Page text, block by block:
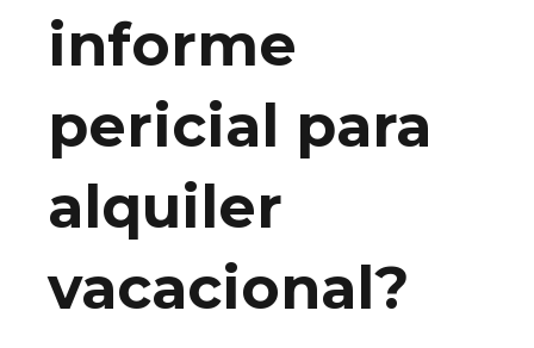
informe
pericial para
alquiler
vacacional?